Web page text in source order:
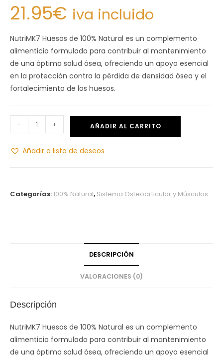
21.95€ iva incluido
NutriMK7 Huesos de 100% Natural es un complemento
alimenticio formulado para contribuir al mantenimiento
de una óptima salud ósea, ofreciendo un apoyo esencial
en la protección contra la pérdida de densidad ósea y el
fortalecimiento de los huesos.
- + AÑADIR AL CARRITO
Añadir a lista de deseos
Categorías:100% Natural, Sistema Osteoarticular y Músculos
DESCRIPCIÓN
VALORACIONES (0)
Descripción
NutriMK7 Huesos de 100% Natural es un complemento
alimenticio formulado para contribuir al mantenimiento
de una óptima salud ósea, ofreciendo un apoyo esencial